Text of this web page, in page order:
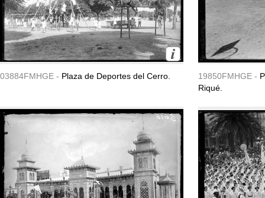
03884FMHGE - Plaza de Deportes del Cerro. 19850FMHGE -
Riqué.